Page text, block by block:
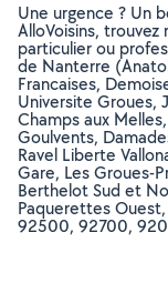
Une urgence ? Un
AlloVoisins,
particulier ou
de Nanterre
Francaises,
Universite Groues,
Champs aux
Goulvents,
Ravel Liberte
Gare, Les Groues-
Berthelot Sud et
Paquerettes
92500, 92700,